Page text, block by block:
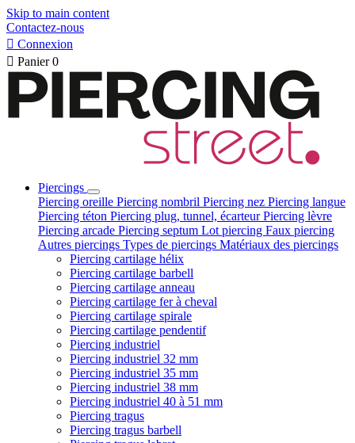
Skip to main content
Contactez-nous
 Connexion
 Panier 0
Piercings
Piercing oreille Piercing nombril Piercing nez Piercing langue
Piercing téton Piercing plug, tunnel, écarteurPiercing lèvre
Piercing arcade Piercing septum Lot piercing Faux piercing
Autres piercings Types de piercings Matériaux des piercings
Piercing cartilage hélix
Piercing cartilage barbell
Piercing cartilage anneau
Piercing cartilage fer à cheval
Piercing cartilage spirale
Piercing cartilage pendentif
Piercing industriel
Piercing industriel 32 mm
Piercing industriel 35 mm
Piercing industriel 38 mm
Piercing industriel 40 à 51 mm
Piercing tragus
Piercing tragus barbell